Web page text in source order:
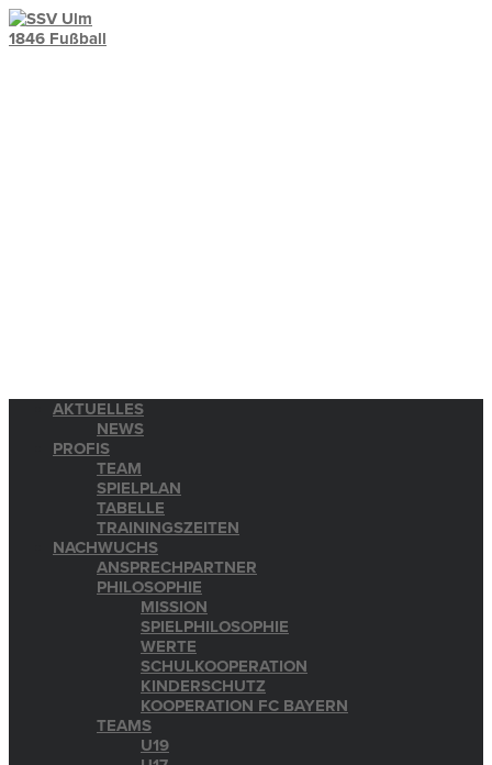
AKTUELLES
NEWS
PROFIS
TEAM
SPIELPLAN
TABELLE
TRAININGSZEITEN
NACHWUCHS
ANSPRECHPARTNER
PHILOSOPHIE
MISSION
SPIELPHILOSOPHIE
WERTE
SCHULKOOPERATION
KINDERSCHUTZ
KOOPERATION FC BAYERN
TEAMS
U19